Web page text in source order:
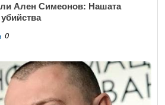
Ален Симеонов: Нашата
0